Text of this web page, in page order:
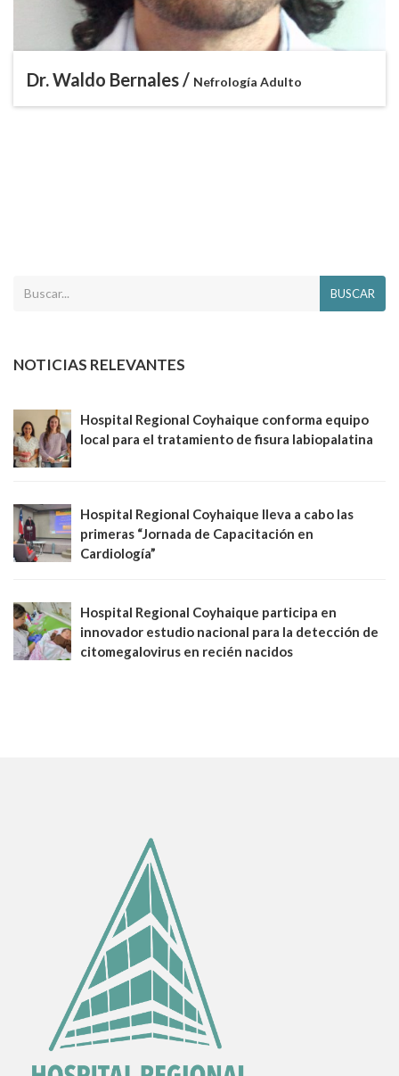
Dr. Waldo Bernales / Nefrología Adulto
BUSCAR
NOTICIAS RELEVANTES
Hospital Regional Coyhaique conforma equipo
local para el tratamiento de fisura labiopalatina
Hospital Regional Coyhaique lleva a cabo las
primeras “Jornada de Capacitación en
Cardiología”
Hospital Regional Coyhaique participa en
innovador estudio nacional para la detección de
citomegalovirus en recién nacidos